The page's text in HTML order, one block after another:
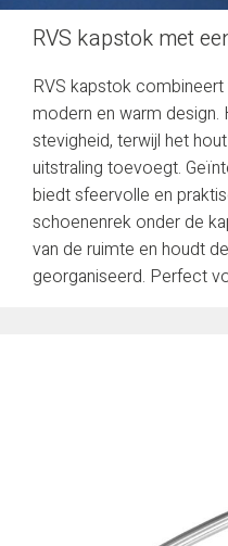
RVS kapstok met
RVS kapstok
modern en warm
stevigheid, terwijl het
uitstraling toevoegt.
biedt sfeervolle en
schoenenrek onder de
van de ruimte en houdt
georganiseerd. Perfect